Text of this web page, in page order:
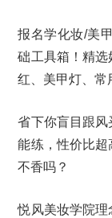
报名学化妆/美
础工具箱！精
红、美甲灯、常
省下你盲目跟
能练，性价比
不香吗？
悦风美妆学院